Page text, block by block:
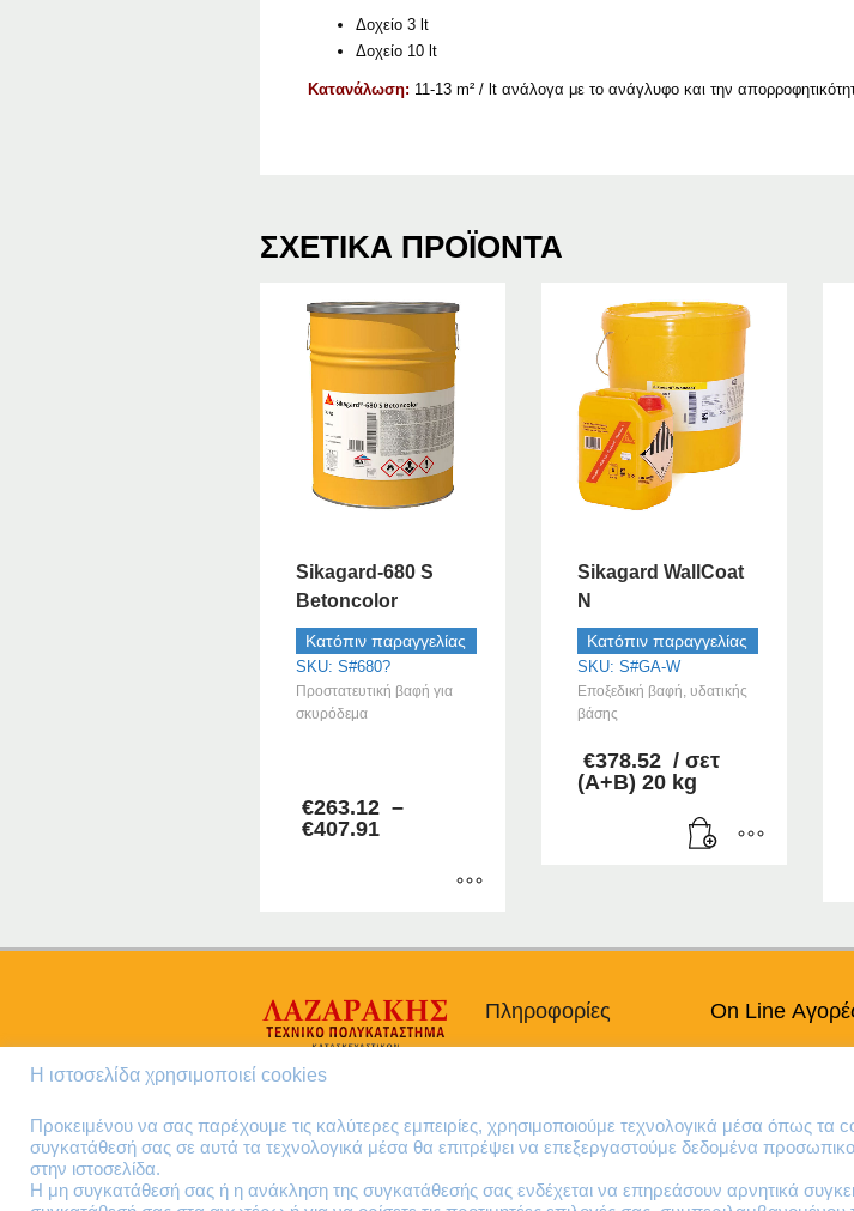
Δοχείο 3 lt
Δοχείο 10 lt
Κατανάλωση: 11-13 m² / lt ανάλογα με το ανάγλυφο και την
ΣΧΕΤΙΚΆ ΠΡΟΪΌΝΤΑ
Sikagard-680 S
Betoncolor
Κατόπιν παραγγελίας
SKU: S#680?
Προστατευτική βαφή για
σκυρόδεμα
€263.12 –
€407.91
€263.12
το
έχει
πολλαπλές
Οι
μπορούν
επιλεγούν
Sikagard WallCoat
N
Κατόπιν παραγγελίας
SKU: S#GA-W
Εποξεδική βαφή, υδατικής
βάσης
€378.52 / σετ
(Α+Β) 20 kg
Πληροφορίες On Line
Επιστροφές
Η ιστοσελίδα χρησιμοποιεί cookies
Προκειμένου να σας παρέχουμε τις καλύτερες εμπειρίες, χρησιμοποιούμε τεχνολογικά μέσα όπως
συγκατάθεσή σας σε αυτά τα τεχνολογικά μέσα θα επιτρέψει να επεξεργαστούμε δεδομένα
στην ιστοσελίδα.
Η μη συγκατάθεσή σας ή η ανάκληση της συγκατάθεσής σας ενδέχεται να επηρεάσουν αρνητικά